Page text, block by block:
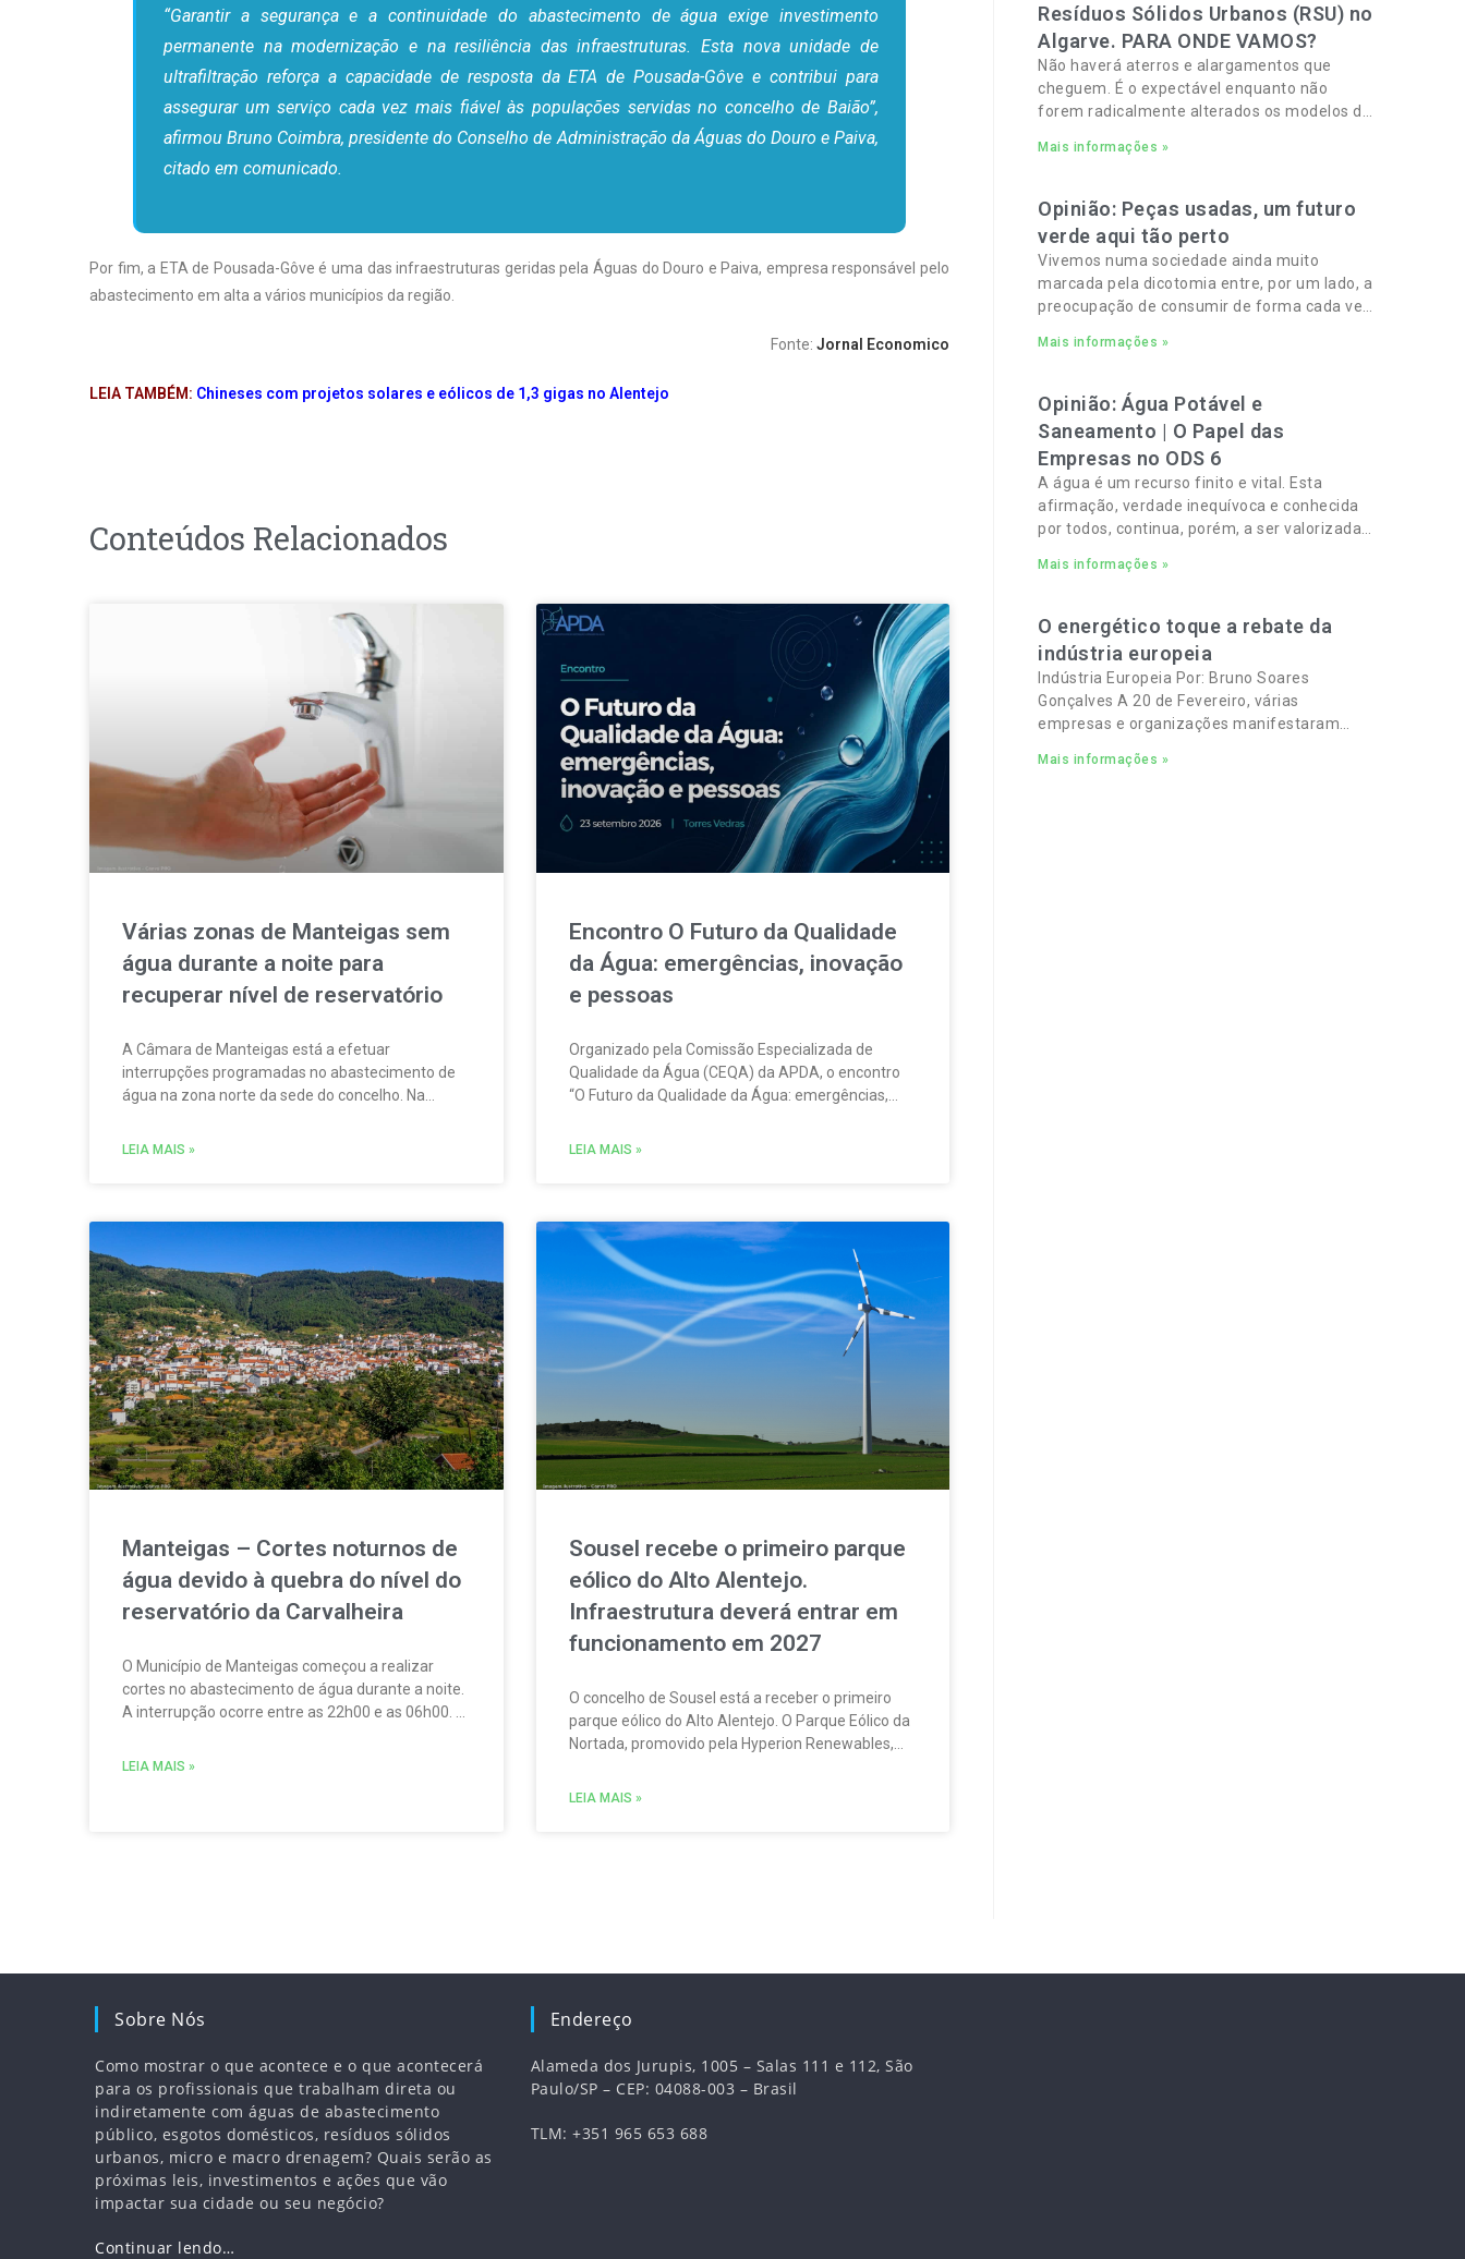
“Garantir a segurança e a continuidade do abastecimento de água exige investimento
permanente na modernização e na resiliência das infraestruturas. Esta nova unidade de
ultrafiltração reforça a capacidade de resposta da ETA de Pousada-Gôve e contribui para
assegurar um serviço cada vez mais fiável às populações servidas no concelho de Baião”,
afirmou Bruno Coimbra, presidente do Conselho de Administração da Águas do Douro e Paiva,
citado em comunicado.
Por fim, a ETA de Pousada-Gôve é uma das infraestruturas geridas pela Águas do Douro e Paiva, empresa responsável pelo
abastecimento em alta a vários municípios da região.
Fonte: Jornal Economico
LEIA TAMBÉM: Chineses com projetos solares e eólicos de 1,3 gigas no Alentejo
Conteúdos Relacionados
Várias zonas de Manteigas sem
água durante a noite para
recuperar nível de reservatório
A Câmara de Manteigas está a efetuar
interrupções programadas no abastecimento de
água na zona norte da sede do concelho. Na
que abastecem um dos reservatórios que servem
LEIA MAIS »
Encontro O Futuro da Qualidade
da Água: emergências, inovação
e pessoas
Organizado pela Comissão Especializada de
Qualidade da Água (CEQA) da APDA, o encontro
“O Futuro da Qualidade da Água: emergências,
de Serviços e Comércio do Oeste, em Torres
LEIA MAIS »
Manteigas – Cortes noturnos de
água devido à quebra do nível do
reservatório da Carvalheira
O Município de Manteigas começou a realizar
cortes no abastecimento de água durante a noite.
A interrupção ocorre entre as 22h00 e as 06h00. A
do nível do reservatório da Carvalheira,
LEIA MAIS »
Sousel recebe o primeiro parque
eólico do Alto Alentejo.
Infraestrutura deverá entrar em
funcionamento em 2027
O concelho de Sousel está a receber o primeiro
parque eólico do Alto Alentejo. O Parque Eólico da
Nortada, promovido pela Hyperion Renewables,
LEIA MAIS »
Resíduos Sólidos Urbanos (RSU) no
Algarve. PARA ONDE VAMOS?
Não haverá aterros e alargamentos que
cheguem. É o expectável enquanto não
forem radicalmente alterados os modelos de
Sólidos Urbanos (RSU) no Algarve. As
Mais informações »
Opinião: Peças usadas, um futuro
verde aqui tão perto
Vivemos numa sociedade ainda muito
marcada pela dicotomia entre, por um lado, a
preocupação de consumir de forma cada vez
necessidade de gerir orçamentos pessoais e
Mais informações »
Opinião: Água Potável e
Saneamento | O Papel das
Empresas no ODS 6
A água é um recurso finito e vital. Esta
afirmação, verdade inequívoca e conhecida
por todos, continua, porém, a ser valorizada,
Mais informações »
O energético toque a rebate da
indústria europeia
Indústria Europeia Por: Bruno Soares
Gonçalves A 20 de Fevereiro, várias
empresas e organizações manifestaram
para complementar o pacto ecológico e
Mais informações »
Sobre Nós
Como mostrar o que acontece e o que acontecerá
para os profissionais que trabalham direta ou
indiretamente com águas de abastecimento
público, esgotos domésticos, resíduos sólidos
urbanos, micro e macro drenagem? Quais serão as
próximas leis, investimentos e ações que vão
impactar sua cidade ou seu negócio?
Continuar lendo…
Endereço
Alameda dos Jurupis, 1005 – Salas 111 e 112, São
Paulo/SP – CEP: 04088-003 – Brasil
TLM: +351 965 653 688